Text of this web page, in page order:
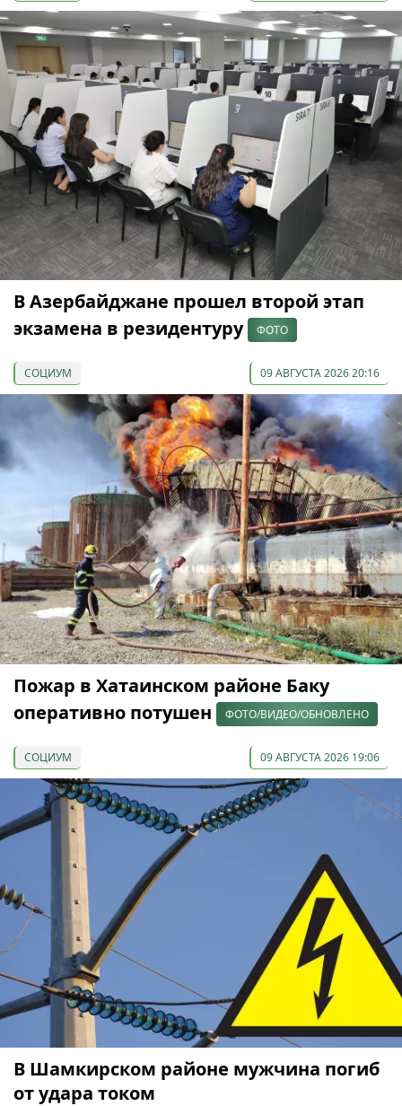
В Азербайджане прошел второй этап
экзамена в резидентуру
ФОТО
СОЦИУМ 09 АВГУСТА 2026 20:16
Пожар в Хатаинском районе Баку
оперативно потушен
ФОТО/ВИДЕО/ОБНОВЛЕНО
СОЦИУМ 09 АВГУСТА 2026 19:06
В Шамкирском районе мужчина погиб
от удара током